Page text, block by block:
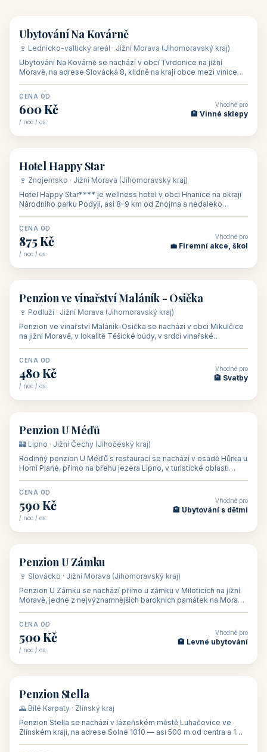
🏡 penzion
Ubytování Na Kovárně
🍷 Lednicko-valtický areál · Jižní Morava (Jihomoravský kraj)
Ubytování Na Kovárně se nachází v obci Tvrdonice na jižní
Moravě, na adrese Slovácká 8, klidně na kraji obce mezi vinicemi,
CENA OD
600 Kč
/ noc / os.
Vhodné pro
🏨 Vinné sklepy
🏨 hotel
Hotel Happy Star
🍷 Znojemsko · Jižní Morava (Jihomoravský kraj)
Hotel Happy Star**** je wellness hotel v obci Hnanice na okraji
Národního parku Podyjí, asi 8–9 km od Znojma a nedaleko
CENA OD
875 Kč
/ noc / os.
Vhodné pro
💼 Firemní akce, škol
🏡 penzion
Penzion ve vinařství Maláník - Osička
🍷 Podluží · Jižní Morava (Jihomoravský kraj)
Penzion ve vinařství Maláník-Osička se nachází v obci Mikulčice
na jižní Moravě, v lokalitě Těšické búdy, v srdci vinařské
CENA OD
480 Kč
/ noc / os.
Vhodné pro
🏨 Svatby
🏡 penzion
Penzion U Méďů
🏰 Lipno · Jižní Čechy (Jihočeský kraj)
Rodinný penzion U Méďů s restaurací se nachází v osadě Hůrka u
Horní Plané, přímo na břehu jezera Lipno, v turistické oblasti
CENA OD
590 Kč
/ noc / os.
Vhodné pro
🏨 Ubytování s dětmi
🏡 penzion
Penzion U Zámku
🍷 Slovácko · Jižní Morava (Jihomoravský kraj)
Penzion U Zámku se nachází přímo u zámku v Miloticích na jižní
Moravě, jedné z nejvýznamnějších barokních památek na Moravě,
CENA OD
500 Kč
/ noc / os.
Vhodné pro
🏨 Levné ubytování
🏡 penzion
Penzion Stella
🌄 Bílé Karpaty · Zlínský kraj
Penzion Stella se nachází v lázeňském městě Luhačovice ve
Zlínském kraji, na adrese Solné 1010 — asi 500 m od centra a 1